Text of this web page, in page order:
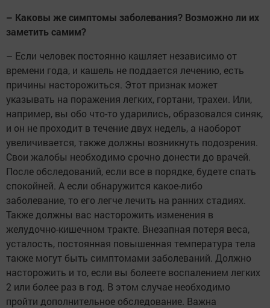
– Каковы же симптомы заболевания? Возможно ли их
заметить самим?
– Если человек постоянно кашляет независимо от
времени года, и кашель не поддается лечению, есть
причины насторожиться. Этот признак может
указывать на поражения легких, гортани, трахеи. Или,
например, вы обо что-то ударились, образовался синяк,
и он не проходит в течение двух недель, а наоборот
увеличивается, также должны возникнуть подозрения.
Свои жалобы необходимо срочно донести до врачей.
После обследований, если все в порядке, будете спать
спокойней. А если обнаружится какое-либо
заболевание, то его легче лечить на ранних стадиях.
Также должны вас насторожить изменения в
желудочно-кишечном тракте. Внезапная потеря веса,
усталость, постоянная повышенная температура тела
также могут быть симптомами заболеваний. Должно
насторожить и то, если вы болеете воспалением легких
2 или более раз в год. В этом случае необходимо
пройти дополнительное обследование. Важна